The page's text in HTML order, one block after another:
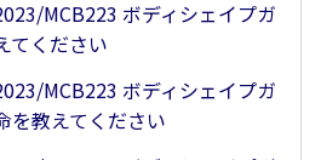
MCB223 ボディシェイプガ
てください
MCB223 ボディシェイプガ
を教えてください